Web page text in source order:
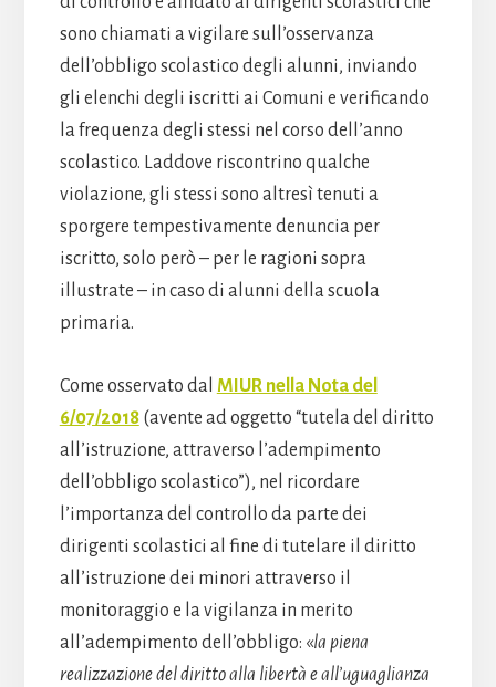
sono chiamati a vigilare sull’osservanza
dell’obbligo scolastico degli alunni, inviando
gli elenchi degli iscritti ai Comuni e verificando
la frequenza degli stessi nel corso dell’anno
scolastico. Laddove riscontrino qualche
violazione, gli stessi sono altresì tenuti a
sporgere tempestivamente denuncia per
iscritto, solo però – per le ragioni sopra
illustrate – in caso di alunni della scuola
primaria.
Come osservato dal MIUR nella Nota del
6/07/2018(avente ad oggetto “tutela del diritto
all’istruzione, attraverso l’adempimento
dell’obbligo scolastico”), nel ricordare
l’importanza del controllo da parte dei
dirigenti scolastici al fine di tutelare il diritto
all’istruzione dei minori attraverso il
monitoraggio e la vigilanza in merito
all’adempimento dell’obbligo: «la piena
realizzazione del diritto alla libertà e all’uguaglianza